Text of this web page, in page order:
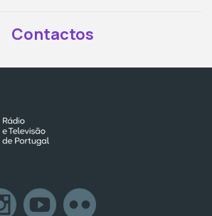
Contactos